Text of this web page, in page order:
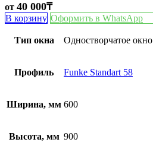
от 40 000₸
В корзину Оформить в WhatsApp
Тип окна Одностворчатое окно
Профиль Funke Standart 58
Ширина, мм 600
Высота, мм 900